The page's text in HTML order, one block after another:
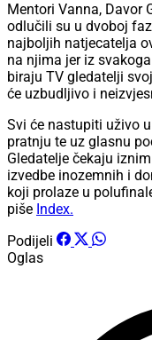
Mentori Vanna, Davor
odlučili su u dvoboj
najboljih natjecatelja
na njima jer iz
biraju TV gledatelji
će uzbudljivo i
Svi će nastupiti uživo
pratnju te uz glasnu
Gledatelje čekaju
izvedbe inozemnih i
koji prolaze u
piše Index.
Podijeli
Oglas